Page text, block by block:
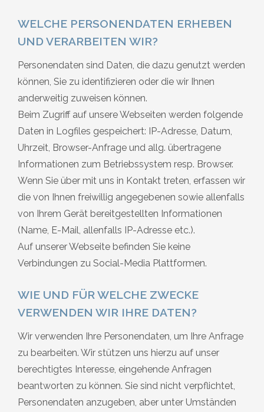
WELCHE PERSONENDATEN ERHEBEN
UND VERARBEITEN WIR?
Personendaten sind Daten, die dazu genutzt werden
können, Sie zu identifizieren oder die wir Ihnen
anderweitig zuweisen können.
Beim Zugriff auf unsere Webseiten werden folgende
Daten in Logfiles gespeichert: IP-Adresse, Datum,
Uhrzeit, Browser-Anfrage und allg. übertragene
Informationen zum Betriebssystem resp. Browser.
Wenn Sie über mit uns in Kontakt treten, erfassen wir
die von Ihnen freiwillig angegebenen sowie allenfalls
von Ihrem Gerät bereitgestellten Informationen
(Name, E-Mail, allenfalls IP-Adresse etc.).
Auf unserer Webseite befinden Sie keine
Verbindungen zu Social-Media Plattformen.
WIE UND FÜR WELCHE ZWECKE
VERWENDEN WIR IHRE DATEN?
Wir verwenden Ihre Personendaten, um Ihre Anfrage
zu bearbeiten. Wir stützen uns hierzu auf unser
berechtigtes Interesse, eingehende Anfragen
beantworten zu können. Sie sind nicht verpflichtet,
Personendaten anzugeben, aber unter Umständen